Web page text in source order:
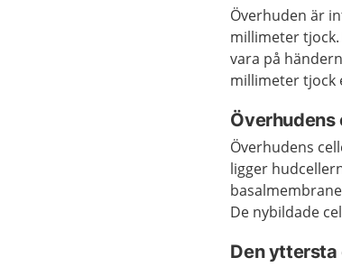
Överhuden är
millimeter
vara på
millimeter tjock
Överhudens
Överhudens
ligger
De nybildade
Den yttersta